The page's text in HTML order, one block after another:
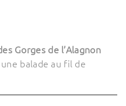
Gorges de l’Alagnon
balade au fil de